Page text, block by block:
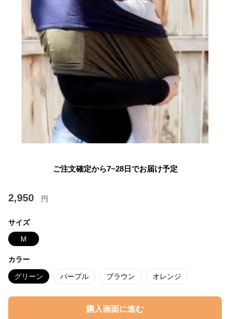
ご注文確定から7~28日でお届け予定
2,950 円
サイズ
M
カラー
グリーン パープル ブラウン オレンジ
購入画面に進む